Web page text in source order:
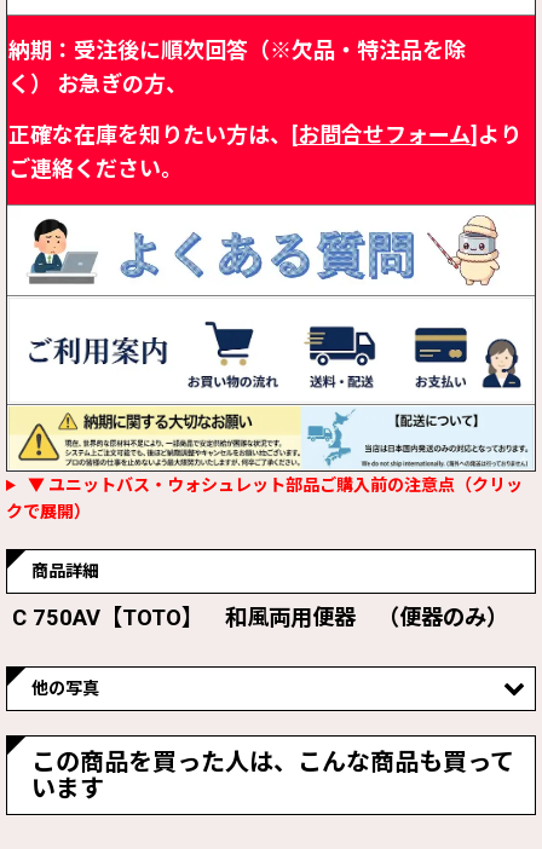
納期：受注後に順次回答（※欠品・特注品を除
く）
お急ぎの方、
正確な在庫を知りたい方は、[お問合せフォーム]より
ご連絡ください。
▼ ユニットバス・ウォシュレット部品ご購入前の注意点（クリッ
クで展開）
商品詳細
C 750AV【TOTO】 和風両用便器 （便器のみ）
他の写真
この商品を買った人は、こんな商品も買って
います